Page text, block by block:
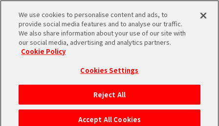
MEN
ACCUEIL
NEWS
We use cookies to personalise content and ads, to
provide social media features and to analyse our traffic.
We also share information about your use of our site with
our social media, advertising and analytics partners.
Cookie Policy
Cookies Settings
Reject All
Accept All Cookies